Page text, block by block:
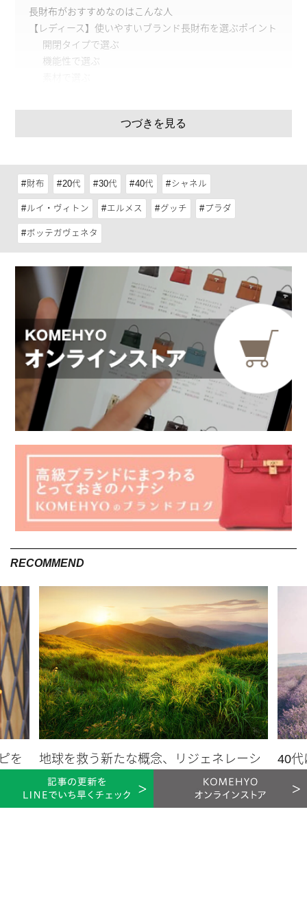
長財布がおすすめなのはこんな人
【レディース】使いやすいブランド長財布を選ぶポイント
開閉タイプで選ぶ
機能性で選ぶ
【レディース】長財布が使いやすいブランド6選
ボッテガ・ヴェネタ（BOTTEGA VENETA）
ルイ・ヴィトン（LOUIS VUITTON）
シャネル（CHANEL）
ハイブランドのレディース長財布を探すならKOMEHYOが
おすすめ
長財布がおすすめなのはこんな人
※掲載のアイテムは、KOMEHYO独自で買取り・仕入れ・販売しているアイテムの一例で
長財布は、収納力と使いやすさを重視する人におすすめのアイ
お札を折らずに保管できるため、スムーズにお会計ができるの
が魅力です。ポイントカードが多い人や、セルフレジで折れた
お札に困った経験がある人、中身をひと目で把握したい人にも
適していると言えるでしょう。整理整頓しやすい財布を求めて
いて支払いのストレスを減らしたい人は、ぜひ長財布を選んで
【レディース】使いやすいブランド長財布を選ぶ
ポイント
※掲載のアイテムは、KOMEHYO独自で買取り・仕入れ・販売しているアイテムの一例で
す。
開閉タイプや機能性は、長財布の使いやすさに直結します。素
材やカラーにも注目すると、より永く愛用しやすくなるでしょ
う。
開閉タイプで選ぶ
つづきを見る
財布 20代 30代 40代 シャネル
ルイ・ヴィトン エルメス グッチ プラダ
ボッテガヴェネタ
RECOMMEND
を
地球を救う新たな概念、リジェネレーシ
ョンとは。ファッションとの関連も解説
2021.07.02
40代
ジュ